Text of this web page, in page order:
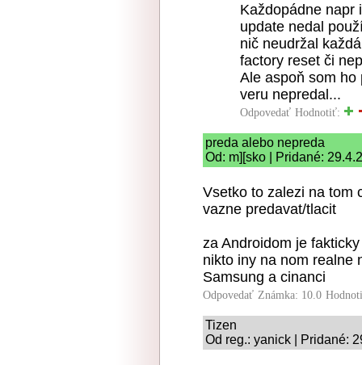
Každopádne napr
update nedal
nič neudržal
factory reset či
Ale aspoň som ho
veru nepredal...
Odpovedať Hodnotiť:
preda alebo nepreda
Od: m][sko | Pridané:
Vsetko to zalezi na tom
vazne predavat/tlacit
za Androidom je
nikto iny na nom realne
Samsung a cinanci
Odpovedať Známka: 10.0
Tizen
Od reg.: yanick | Pridané: